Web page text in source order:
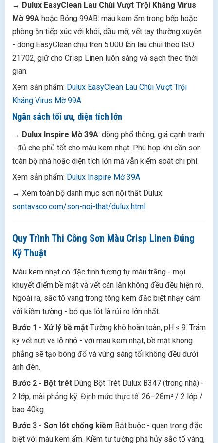
→ Dulux EasyClean Lau Chùi Vượt Trội Kháng Virus
Mờ 99A hoặc Bóng 99AB: màu kem ấm trong bếp hoặc
phòng ăn tiếp xúc với khói, dầu mỡ, vết tay thường xuyên
- dòng EasyClean chịu trên 5.000 lần lau chùi theo ISO
21702, giữ cho Crisp Linen luôn sáng và sạch theo thời
gian.
Xem sản phẩm: Dulux EasyClean Lau Chùi Vượt Trội
Kháng Virus Mờ 99A
Ngân sách tối ưu, diện tích lớn
→ Dulux Inspire Mờ 39A: dòng phổ thông, giá cạnh tranh
- đủ che phủ tốt cho màu kem nhạt. Phù hợp khi cần sơn
toàn bộ nhà hoặc diện tích lớn mà vẫn kiểm soát chi phí.
Xem sản phẩm: Dulux Inspire Mờ 39A
→ Xem toàn bộ danh mục sơn nội thất Dulux:
sontavaco.com/son-noi-that/dulux.html
Quy Trình Thi Công Sơn Màu Crisp Linen Đúng
Kỹ Thuật
Màu kem nhạt có đặc tính tương tự màu trắng - mọi
khuyết điểm bề mặt và vết cán lăn không đều đều hiện rõ.
Ngoài ra, sắc tố vàng trong tông kem đặc biệt nhạy cảm
với kiềm tường - bỏ qua lót là rủi ro lớn nhất.
Bước 1 - Xử lý bề mặt Tường khô hoàn toàn, pH ≤ 9. Trám
kỹ vết nứt và lỗ nhỏ - với màu kem nhạt, bề mặt không
phẳng sẽ tạo bóng đổ và vùng sáng tối không đều dưới
ánh đèn.
Bước 2 - Bột trét Dùng Bột Trét Dulux B347 (trong nhà) -
2 lớp, mài phẳng kỹ. Định mức thực tế: 26–28m² / 2 lớp /
bao 40kg.
Bước 3 - Sơn lót chống kiềm Bắt buộc - quan trọng đặc
biệt với màu kem ấm. Kiềm từ tường phá hủy sắc tố vàng,